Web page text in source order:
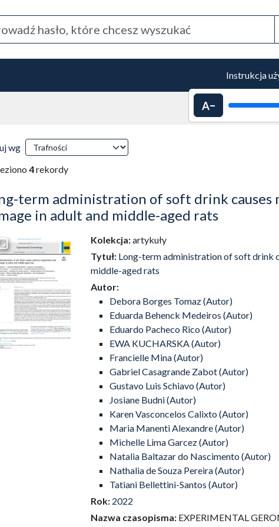
Instrukcja
Pomniejszenie
przeładowanie treści)
wyszukiwania
wg
przeładowanie treści)
4rekordy
term administration of soft drink
in adult and middle-aged rats
do zbioru
Kolekcja:artykuły
Tytuł: Long-term administration of soft drink
middle-aged rats
Autor:
Debora Borges Tomaz (Autor)
Eduarda Behenck Medeiros (Autor)
Eduardo Pacheco Rico (Autor)
EWA KUCHARSKA (Autor)
Francielle Mina (Autor)
Gabriel Casagrande Zabot (Autor)
Gustavo Luis Schiavo (Autor)
Josiane Budni (Autor)
Karen Vasconcelos Calixto (Autor)
Maria Manenti Alexandre (Autor)
Michelle Lima Garcez (Autor)
Natalia Baltazar do Nascimento (Autor)
Nathalia de Souza Pereira (Autor)
Tatiani Bellettini-Santos (Autor)
Rok: 2022
Nazwa czasopisma: EXPERIMENTAL